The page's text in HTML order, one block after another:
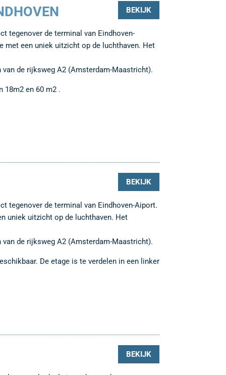
BEKIJK
tegenover de terminal van Eindhoven-
met een uniek uitzicht op de luchthaven. Het
de rijksweg A2 (Amsterdam-Maastricht).
18m2 en 60 m2 .
BEKIJK
tegenover de terminal van Eindhoven-Aiport.
uniek uitzicht op de luchthaven. Het
de rijksweg A2 (Amsterdam-Maastricht).
De etage is te verdelen in een linker
BEKIJK